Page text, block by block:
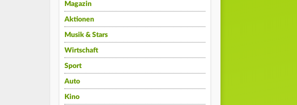
Magazin
Aktionen
Musik & Stars
Wirtschaft
Sport
Auto
Kino